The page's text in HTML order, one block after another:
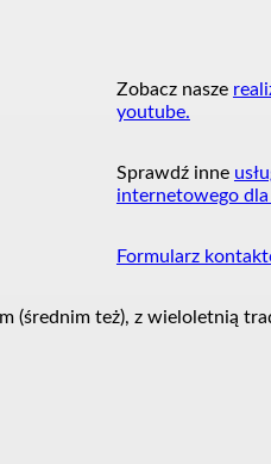
Zobacz nasze
youtube.
Sprawdź inne
internetowego
Formularz
(średnim też), z wieloletnią